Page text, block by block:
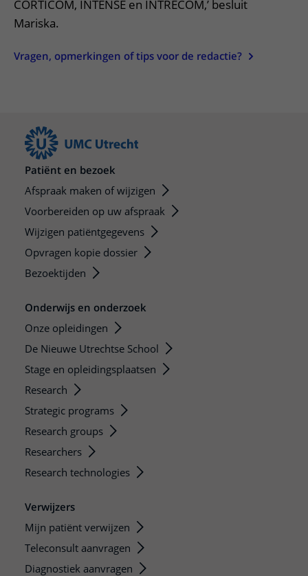
CORTICOM, INTENSE en INTRECOM,’ besluit
Mariska.
Vragen, opmerkingen of tips voor de redactie?
Patiënt en bezoek
Afspraak maken of wijzigen
Voorbereiden op uw afspraak
Wijzigen patiëntgegevens
Opvragen kopie dossier
Bezoektijden
Onderwijs en onderzoek
Onze opleidingen
De Nieuwe Utrechtse School
Stage en opleidingsplaatsen
Research
Strategic programs
Research groups
Researchers
Research technologies
Verwijzers
Mijn patiënt verwijzen
Teleconsult aanvragen
Diagnostiek aanvragen